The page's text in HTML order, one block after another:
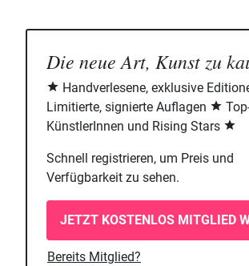
Die neue Art, Kunst zu
Handverlesene, exklusive
Limitierte, signierte Auflagen
KünstlerInnen und Rising Stars
Schnell registrieren, um Preis und
Verfügbarkeit zu sehen.
JETZT KOSTENLOS MITGLIED
Bereits Mitglied?